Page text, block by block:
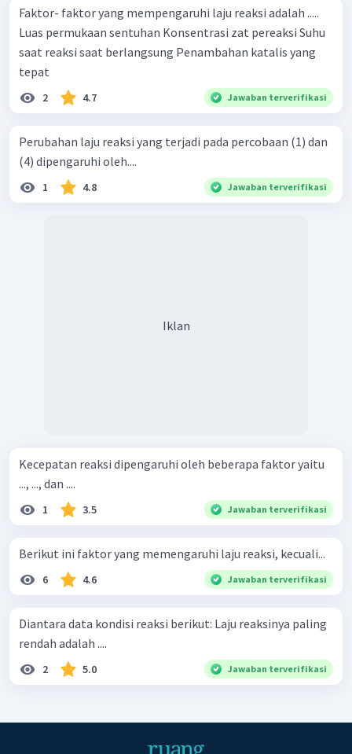
Faktor- faktor yang mempengaruhi laju reaksi adalah .....
Luas permukaan sentuhan Konsentrasi zat pereaksi Suhu
saat reaksi saat berlangsung Penambahan katalis yang
tepat
2 4.7 Jawaban terverifikasi
Perubahan laju reaksi yang terjadi pada percobaan (1) dan
(4) dipengaruhi oleh....
1 4.8 Jawaban terverifikasi
Iklan
Kecepatan reaksi dipengaruhi oleh beberapa faktor yaitu
..., ..., dan ....
1 3.5 Jawaban terverifikasi
Berikut ini faktor yang memengaruhi laju reaksi, kecuali...
6 4.6 Jawaban terverifikasi
Diantara data kondisi reaksi berikut: Laju reaksinya paling
rendah adalah ....
2 5.0 Jawaban terverifikasi